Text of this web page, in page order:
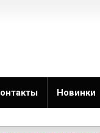
Новинки